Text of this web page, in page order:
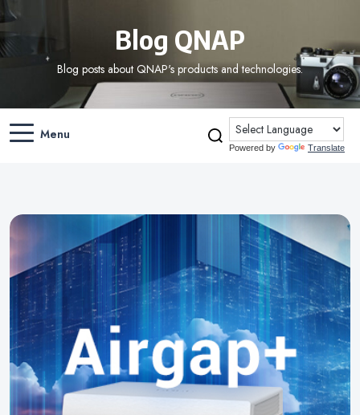
Blog QNAP
Blog posts about QNAP's products and technologies.
Menu
Powered by Translate